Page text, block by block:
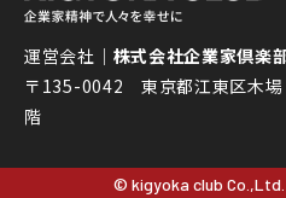
運営会社｜ 株式会社企業家倶楽
〒135-0042 東京都江東区木場
階
© kigyoka club